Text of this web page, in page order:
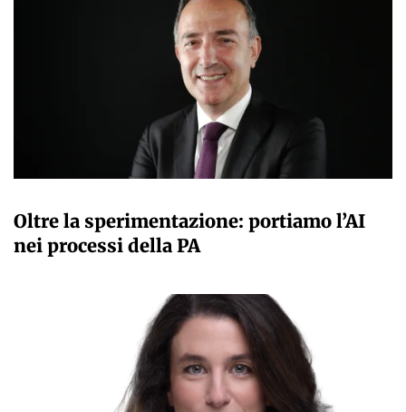
Oltre la sperimentazione: portiamo l’AI
nei processi della PA